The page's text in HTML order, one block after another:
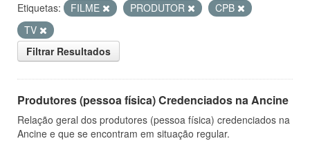
Etiquetas:
FILME PRODUTOR
CPB
TV
Filtrar Resultados
Produtores (pessoa física) Credenciados na Ancine
Relação geral dos produtores (pessoa física) credenciados na
Ancine e que se encontram em situação regular.